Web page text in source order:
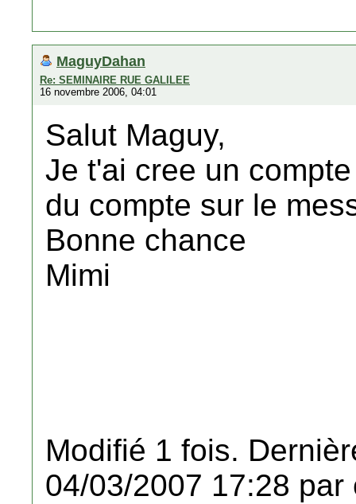
MaguyDahan
Re: SEMINAIRE RUE GALILEE
16 novembre 2006, 04:01
Salut Maguy,
Je t'ai cree un
du compte sur le
Bonne chance
Mimi
Modifié 1 fois.
04/03/2007 17:28 par